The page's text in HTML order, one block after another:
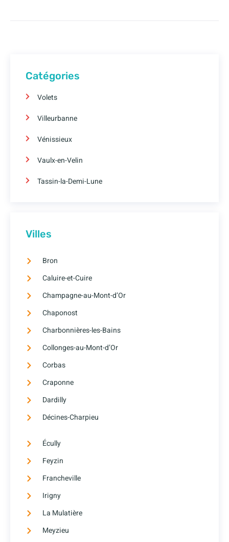
Catégories
Volets
Villeurbanne
Vénissieux
Vaulx-en-Velin
Tassin-la-Demi-Lune
Villes
Bron
Caluire-et-Cuire
Champagne-au-Mont-d’Or
Chaponost
Charbonnières-les-Bains
Collonges-au-Mont-d’Or
Corbas
Craponne
Dardilly
Décines-Charpieu
Écully
Feyzin
Francheville
Irigny
La Mulatière
Meyzieu